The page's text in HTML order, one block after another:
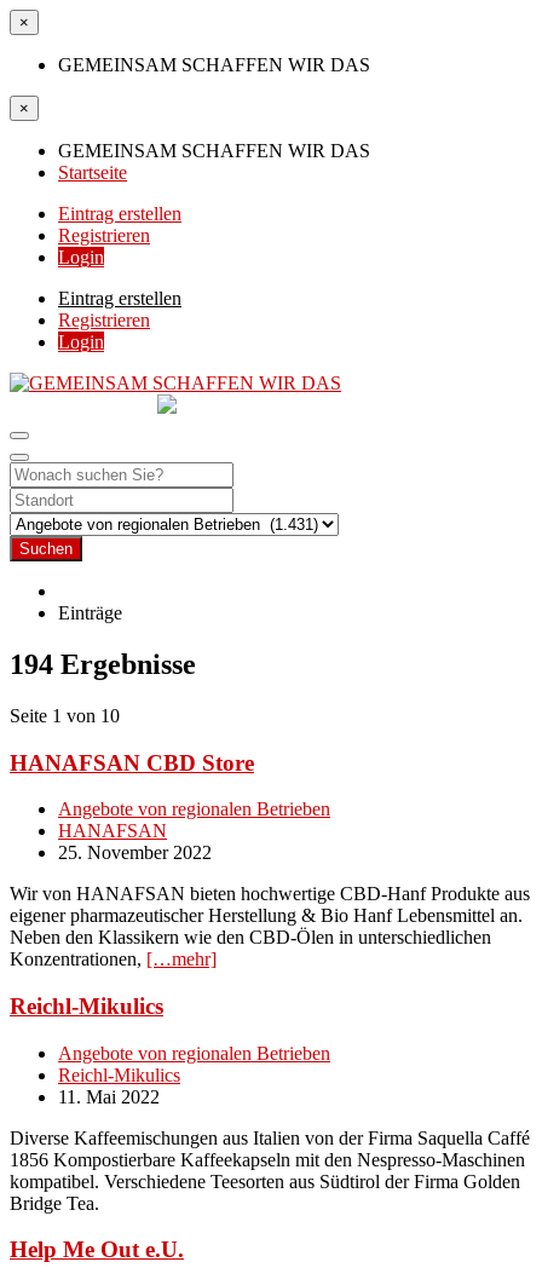
×
GEMEINSAM SCHAFFEN WIR DAS
×
GEMEINSAM SCHAFFEN WIR DAS
Startseite
Eintrag erstellen
Registrieren
Login
Eintrag erstellen
Registrieren
Login
Suchen
Einträge
194 Ergebnisse
Seite 1 von 10
HANAFSAN CBD Store
Angebote von regionalen Betrieben
HANAFSAN
25. November 2022
Wir von HANAFSAN bieten hochwertige CBD-Hanf Produkte aus
eigener pharmazeutischer Herstellung & Bio Hanf Lebensmittel an.
Neben den Klassikern wie den CBD-Ölen in unterschiedlichen
Konzentrationen, […mehr]
Reichl-Mikulics
Angebote von regionalen Betrieben
Reichl-Mikulics
11. Mai 2022
Diverse Kaffeemischungen aus Italien von der Firma Saquella Caffé
1856 Kompostierbare Kaffeekapseln mit den Nespresso-Maschinen
kompatibel. Verschiedene Teesorten aus Südtirol der Firma Golden
Bridge Tea.
Help Me Out e.U.